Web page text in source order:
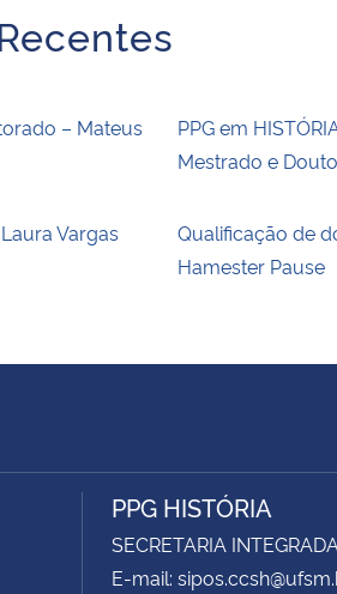
– Mateus
PPG em
Mestrado e
Vargas
Qualificação de
Hamester Pause
PPG HISTÓRIA
SECRETARIA
E-mail: